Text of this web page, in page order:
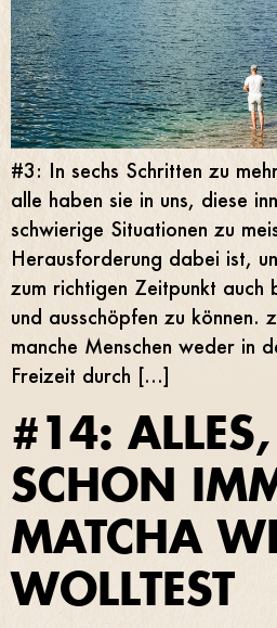
#3: In sechs Schritten zu
alle haben sie in uns, diese
schwierige Situationen zu
Herausforderung dabei ist,
zum richtigen Zeitpunkt auch
und ausschöpfen zu können.
manche Menschen weder in
Freizeit durch […]
#14:
SCHON
MATCHA
WOLLTEST